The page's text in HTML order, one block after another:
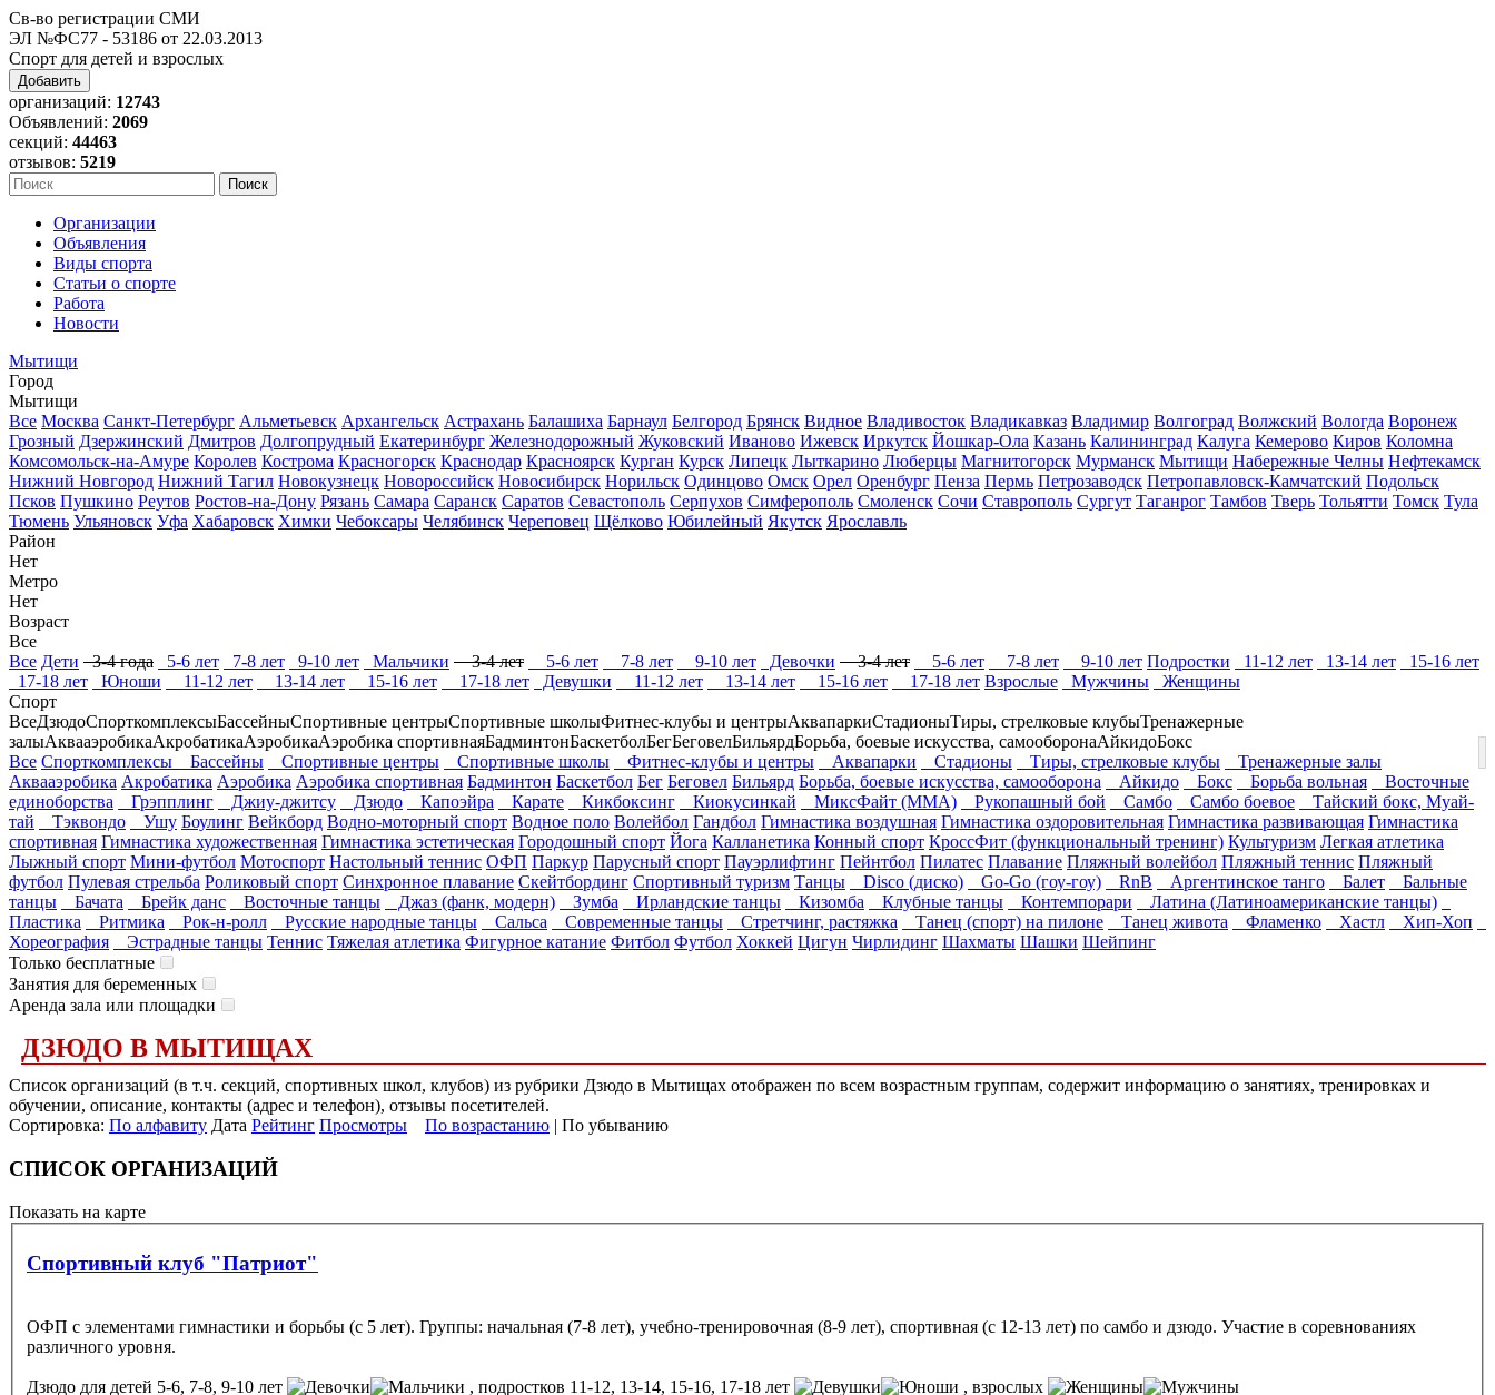
Св-во регистрации СМИ
ЭЛ №ФС77 - 53186 от 22.03.2013
Спорт для детей и взрослых
Добавить
организаций: 12743
Объявлений: 2069
секций: 44463
отзывов: 5219
Организации
Объявления
Виды спорта
Статьи о спорте
Работа
Новости
Мытищи
Город
Мытищи
Все Москва Санкт-Петербург Альметьевск Архангельск Астрахань Балашиха Барнаул Белгород Брянск Видное Владивосток Владикавказ Владимир Волгоград Волжский Вологда Воронеж
Грозный Дзержинский Дмитров Долгопрудный Екатеринбург Железнодорожный Жуковский Иваново Ижевск Иркутск Йошкар-Ола Казань Калининград Калуга Кемерово Киров Коломна
Комсомольск-на-Амуре Королев Кострома Красногорск Краснодар Красноярск Курган Курск Липецк Лыткарино Люберцы Магнитогорск Мурманск Мытищи Набережные Челны Нефтекамск
Нижний Новгород Нижний Тагил Новокузнецк Новороссийск Новосибирск Норильск Одинцово Омск Орел Оренбург Пенза Пермь Петрозаводск Петропавловск-Камчатский Подольск
Псков Пушкино Реутов Ростов-на-Дону Рязань Самара Саранск Саратов Севастополь Серпухов Симферополь Смоленск Сочи Ставрополь Сургут Таганрог Тамбов Тверь Тольятти Томск Тула
Тюмень Ульяновск Уфа Хабаровск Химки Чебоксары Челябинск Череповец Щёлково Юбилейный Якутск Ярославль
Район
Нет
Метро
Нет
Возраст
Все
Все Дети 3-4 года 5-6 лет 7-8 лет 9-10 лет Мальчики 3-4 лет 5-6 лет 7-8 лет 9-10 лет Девочки 3-4 лет 5-6 лет 7-8 лет 9-10 лет Подростки 11-12 лет 13-14 лет
15-16 лет
17-18 лет
Юноши 11-12 лет 13-14 лет 15-16 лет 17-18 лет Девушки 11-12 лет 13-14 лет 15-16 лет 17-18 лет Взрослые Мужчины
Женщины
Спорт
ВсеДзюдоСпорткомплексыБассейныСпортивные центрыСпортивные школыФитнес-клубы и центрыАквапаркиСтадионыТиры, стрелковые клубыТренажерные
залыАквааэробикаАкробатикаАэробикаАэробика спортивнаяБадминтонБаскетболБегБеговелБильярдБорьба, боевые искусства, самооборонаАйкидоБокс
Все Спорткомплексы Бассейны Спортивные центры Спортивные школы Фитнес-клубы и центры Аквапарки Стадионы Тиры, стрелковые клубы
Тренажерные залы
Аквааэробика Акробатика Аэробика Аэробика спортивная Бадминтон Баскетбол Бег Беговел Бильярд Борьба, боевые искусства, самооборона Айкидо Бокс Борьба вольная
Восточные
единоборства
Грэпплинг Джиу-джитсу Дзюдо Капоэйра Карате Кикбоксинг Киокусинкай МиксФайт (ММА) Рукопашный бой Самбо Самбо боевое
Тайский бокс, Муай-
тай
Тэквондо Ушу Боулинг Вейкборд Водно-моторный спорт Водное поло Волейбол Гандбол Гимнастика воздушная Гимнастика оздоровительная Гимнастика развивающая Гимнастика
спортивная Гимнастика художественная Гимнастика эстетическая Городошный спорт Йога Калланетика Конный спорт КроссФит (функциональный тренинг) Культуризм Легкая атлетика
Лыжный спорт Мини-футбол Мотоспорт Настольный теннис ОФП Паркур Парусный спорт Пауэрлифтинг Пейнтбол Пилатес Плавание Пляжный волейбол Пляжный теннис Пляжный
футбол Пулевая стрельба Роликовый спорт Синхронное плавание Скейтбординг Спортивный туризм Танцы Disco (диско) Go-Go (гоу-гоу) RnB Аргентинское танго Балет
Бальные
танцы
Бачата Брейк данс Восточные танцы Джаз (фанк, модерн) Зумба Ирландские танцы Кизомба Клубные танцы Контемпорари
Латина (Латиноамериканские танцы)
Пластика
Ритмика Рок-н-ролл Русские народные танцы Сальса Современные танцы Стретчинг, растяжка Танец (спорт) на пилоне Танец живота Фламенко Хастл
Хип-Хоп
Хореография
Эстрадные танцы Теннис Тяжелая атлетика Фигурное катание Фитбол Футбол Хоккей Цигун Чирлидинг Шахматы Шашки Шейпинг
Только бесплатные
Занятия для беременных
Аренда зала или площадки
ДЗЮДО В МЫТИЩАХ
Список организаций (в т.ч. секций, спортивных школ, клубов) из рубрики Дзюдо в Мытищах отображен по всем возрастным группам, содержит информацию о занятиях, тренировках и
обучении, описание, контакты (адрес и телефон), отзывы посетителей.
Сортировка: По алфавиту Дата Рейтинг Просмотры По возрастанию | По убыванию
СПИСОК ОРГАНИЗАЦИЙ
Показать на карте
Спортивный клуб "Патриот"
ОФП с элементами гимнастики и борьбы (с 5 лет). Группы: начальная (7-8 лет), учебно-тренировочная (8-9 лет), спортивная (с 12-13 лет) по самбо и дзюдо. Участие в соревнованиях
различного уровня.
Дзюдо для детей 5-6, 7-8, 9-10 лет , подростков 11-12, 13-14, 15-16, 17-18 лет , взрослых